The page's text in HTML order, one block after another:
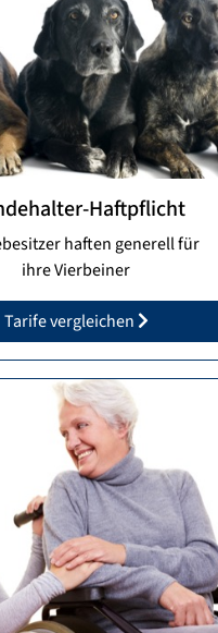
Haftpflicht
haften generell für
ihre Vierbeiner
Tarife vergleichen